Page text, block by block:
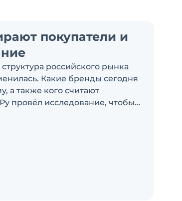
покупатели и
российского рынка
Какие бренды сегодня
а также кого считают
провёл исследование, чтобы